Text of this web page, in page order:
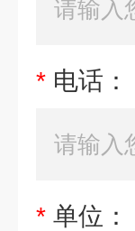
* 电话：
* 单位：